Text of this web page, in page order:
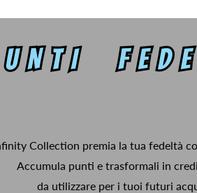
Collection premia la tua fedeltà
Accumula punti e trasformali in
da utilizzare per i tuoi futuri